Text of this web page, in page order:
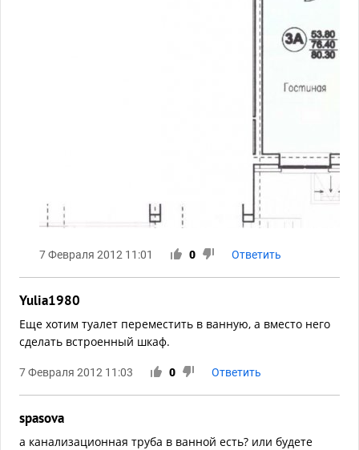
7 Февраля 2012 11:01 0 Ответить
Yulia1980
Еще хотим туалет переместить в ванную, а вместо него
сделать встроенный шкаф.
7 Февраля 2012 11:03 0 Ответить
spasova
а канализационная труба в ванной есть? или будете